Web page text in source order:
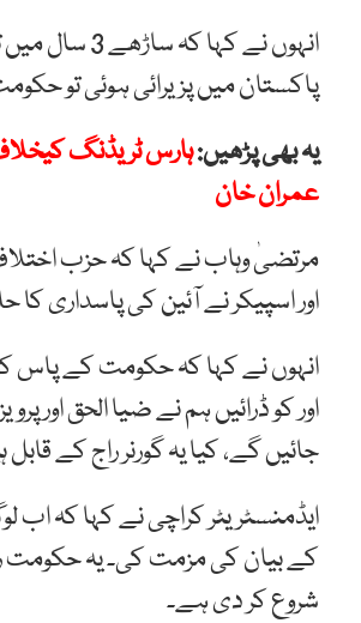
انہوں نے
پاکستان میں پزیرائی ہوئی تو
یہ بھی پڑھیں:ہارس ٹریڈنگ
عمران خان
مرتضیٰ وہاب نے کہا کہ حزب
اور اسپیکر نے آئین کی پاسداری کا حلف لیا ہے
انہوں نے کہا کہ حکومت کے پاس
اور کو ڈرائیں ہم نے ضیا الحق
جائیں گے، کیا یہ گورنر راج کے
ایڈمنسٹریٹر کراچی نے کہا کہ اب
کے بیان کی مزمت کی۔ یہ حکومت
شروع کر دی ہے۔